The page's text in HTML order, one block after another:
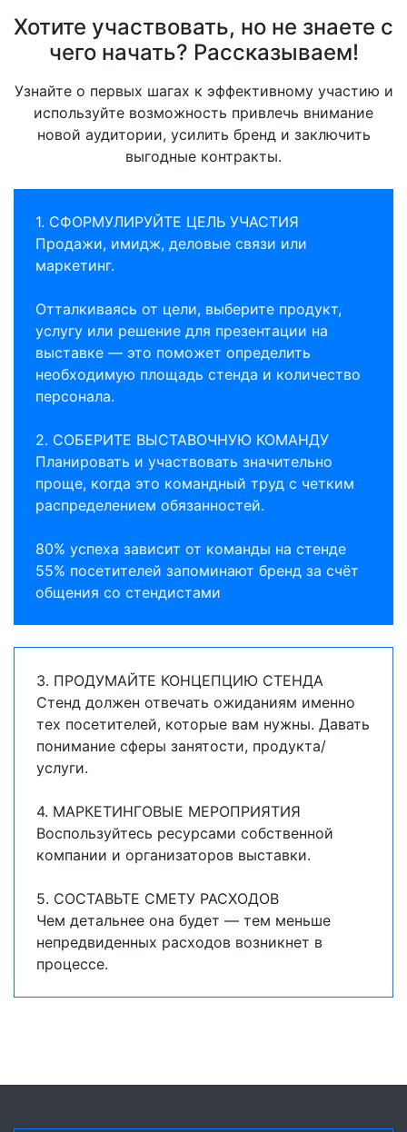
Хотите участвовать, но не знаете с
чего начать? Рассказываем!
Узнайте о первых шагах к эффективному участию и
используйте возможность привлечь внимание
новой аудитории, усилить бренд и заключить
выгодные контракты.
1. СФОРМУЛИРУЙТЕ ЦЕЛЬ УЧАСТИЯ
Продажи, имидж, деловые связи или
маркетинг.
Отталкиваясь от цели, выберите продукт,
услугу или решение для презентации на
выставке — это поможет определить
необходимую площадь стенда и количество
персонала.
2. СОБЕРИТЕ ВЫСТАВОЧНУЮ КОМАНДУ
Планировать и участвовать значительно
проще, когда это командный труд с четким
распределением обязанностей.
80% успеха зависит от команды на стенде
55% посетителей запоминают бренд за счёт
общения со стендистами
3. ПРОДУМАЙТЕ КОНЦЕПЦИЮ СТЕНДА
Стенд должен отвечать ожиданиям именно
тех посетителей, которые вам нужны. Давать
понимание сферы занятости, продукта/
услуги.
4. МАРКЕТИНГОВЫЕ МЕРОПРИЯТИЯ
Воспользуйтесь ресурсами собственной
компании и организаторов выставки.
5. СОСТАВЬТЕ СМЕТУ РАСХОДОВ
Чем детальнее она будет — тем меньше
непредвиденных расходов возникнет в
процессе.